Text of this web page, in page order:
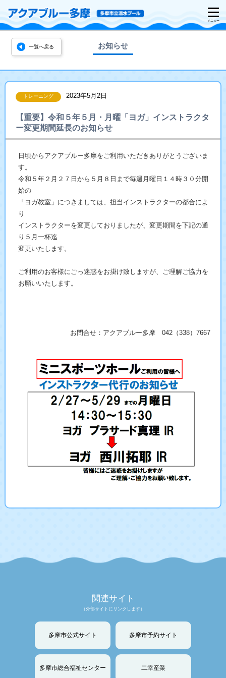
一覧へ戻る お知らせ
トレーニング 2023年5月2日
【重要】令和５年５月・月曜「ヨガ」インストラクタ
ー変更期間延長のお知らせ
日頃からアクアブルー多摩をご利用いただきありがとうございま
す。
令和５年２月２７日から５月８日まで毎週月曜日１４時３０分開
始の
「ヨガ教室」につきましては、担当インストラクターの都合によ
り
インストラクターを変更しておりましたが、変更期間を下記の通
り５月一杯迄
変更いたします。
ご利用のお客様にごっ迷惑をお掛け致しますが、ご理解ご協力を
お願いいたします。
お問合せ：アクアブルー多摩 042（338）7667
関連サイト
（外部サイトにリンクします）
多摩市公式サイト 多摩市予約サイト
多摩市総合福祉センター 二幸産業